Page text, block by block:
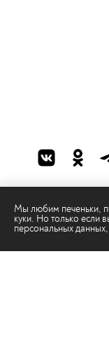
Мы любим печеньки,
куки. Но только если
персональных данных